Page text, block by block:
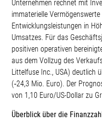
Unternehmen rechnet mit
immaterielle
Entwicklungsleistungen in
Umsatzes. Für das
positiven operativen
aus dem Vollzug des
Littelfuse Inc., USA) deutlich
(‑24,3 Mio. Euro). Der
von 1,10 Euro/US-Dollar zu
Überblick über die